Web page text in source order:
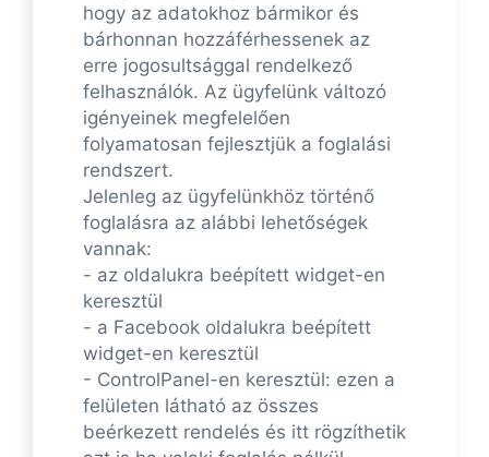
hogy az adatokhoz bármikor és
bárhonnan hozzáférhessenek az
erre jogosultsággal rendelkező
felhasználók. Az ügyfelünk változó
igényeinek megfelelően
folyamatosan fejlesztjük a foglalási
rendszert.
Jelenleg az ügyfelünkhöz történő
foglalásra az alábbi lehetőségek
vannak:
- az oldalukra beépített widget-en
keresztül
- a Facebook oldalukra beépített
widget-en keresztül
- ControlPanel-en keresztül: ezen a
felületen látható az összes
beérkezett rendelés és itt rögzíthetik